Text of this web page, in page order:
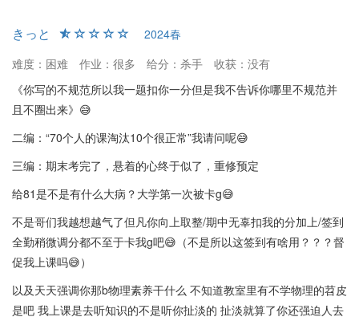
一些同学觉得课程存在偏见和不公，重点不明，而另一些认为卢老
师和助教认真负责，给予了积极的学习环境。卢老师的言论以及课
表示了感激和支持。
总结
合。但如果物理基础较弱或者追求稳定高绩的学生，可能需要谨慎
选课或准备额外的学习时间。课程总体难度中等，学生需根据个人
情况进行综合考量。
きっと
2024春
难度：困难
作业：很多 给分：杀手
收获：没有
《你写的不规范所以我一题扣你一分但是我不告诉你哪里不规范并
且不圈出来》😅
二编：“70个人的课淘汰10个很正常”我请问呢😅
三编：期末考完了，悬着的心终于似了，重修预定
给81是不是有什么大病？大学第一次被卡g😅
不是哥们我越想越气了但凡你向上取整/期中无辜扣我的分加上/签到
全勤稍微调分都不至于卡我g吧😅（不是所以这签到有啥用？？？督
促我上课吗😅）
以及天天强调你那b物理素养干什么 不知道教室里有不学物理的苕皮
是吧 我上课是去听知识的不是听你扯淡的 扯淡就算了你还强迫人去